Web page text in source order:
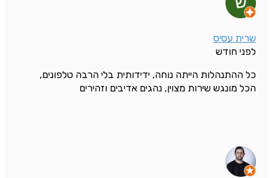
שרית עסיס
לפני חודש
כל ההתנהלות הייתה נוחה, ידידותית בלי הרבה טלפונים,
הכל מונגש שירות מצוין, נהגים אדיבים וזהירים